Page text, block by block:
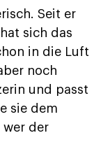
Seit er
sich das
in die Luft
noch
und passt
sie dem
wer der